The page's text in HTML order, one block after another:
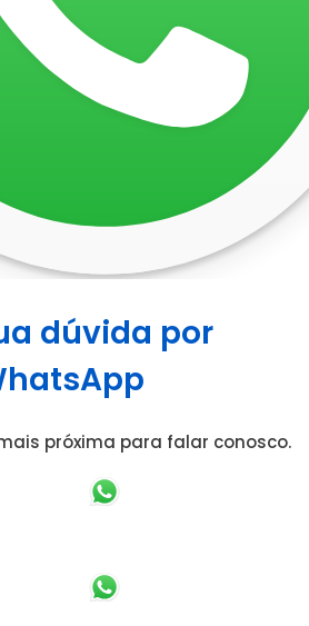
dúvida por
próxima para falar conosco.